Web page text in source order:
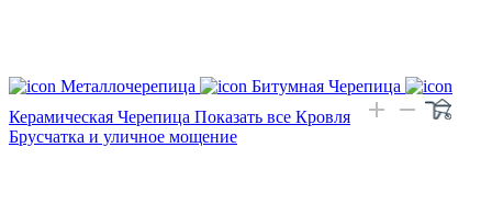
Металлочерепица
Битумная Черепица
Керамическая Черепица Показать все Кровля
Брусчатка и уличное мощение